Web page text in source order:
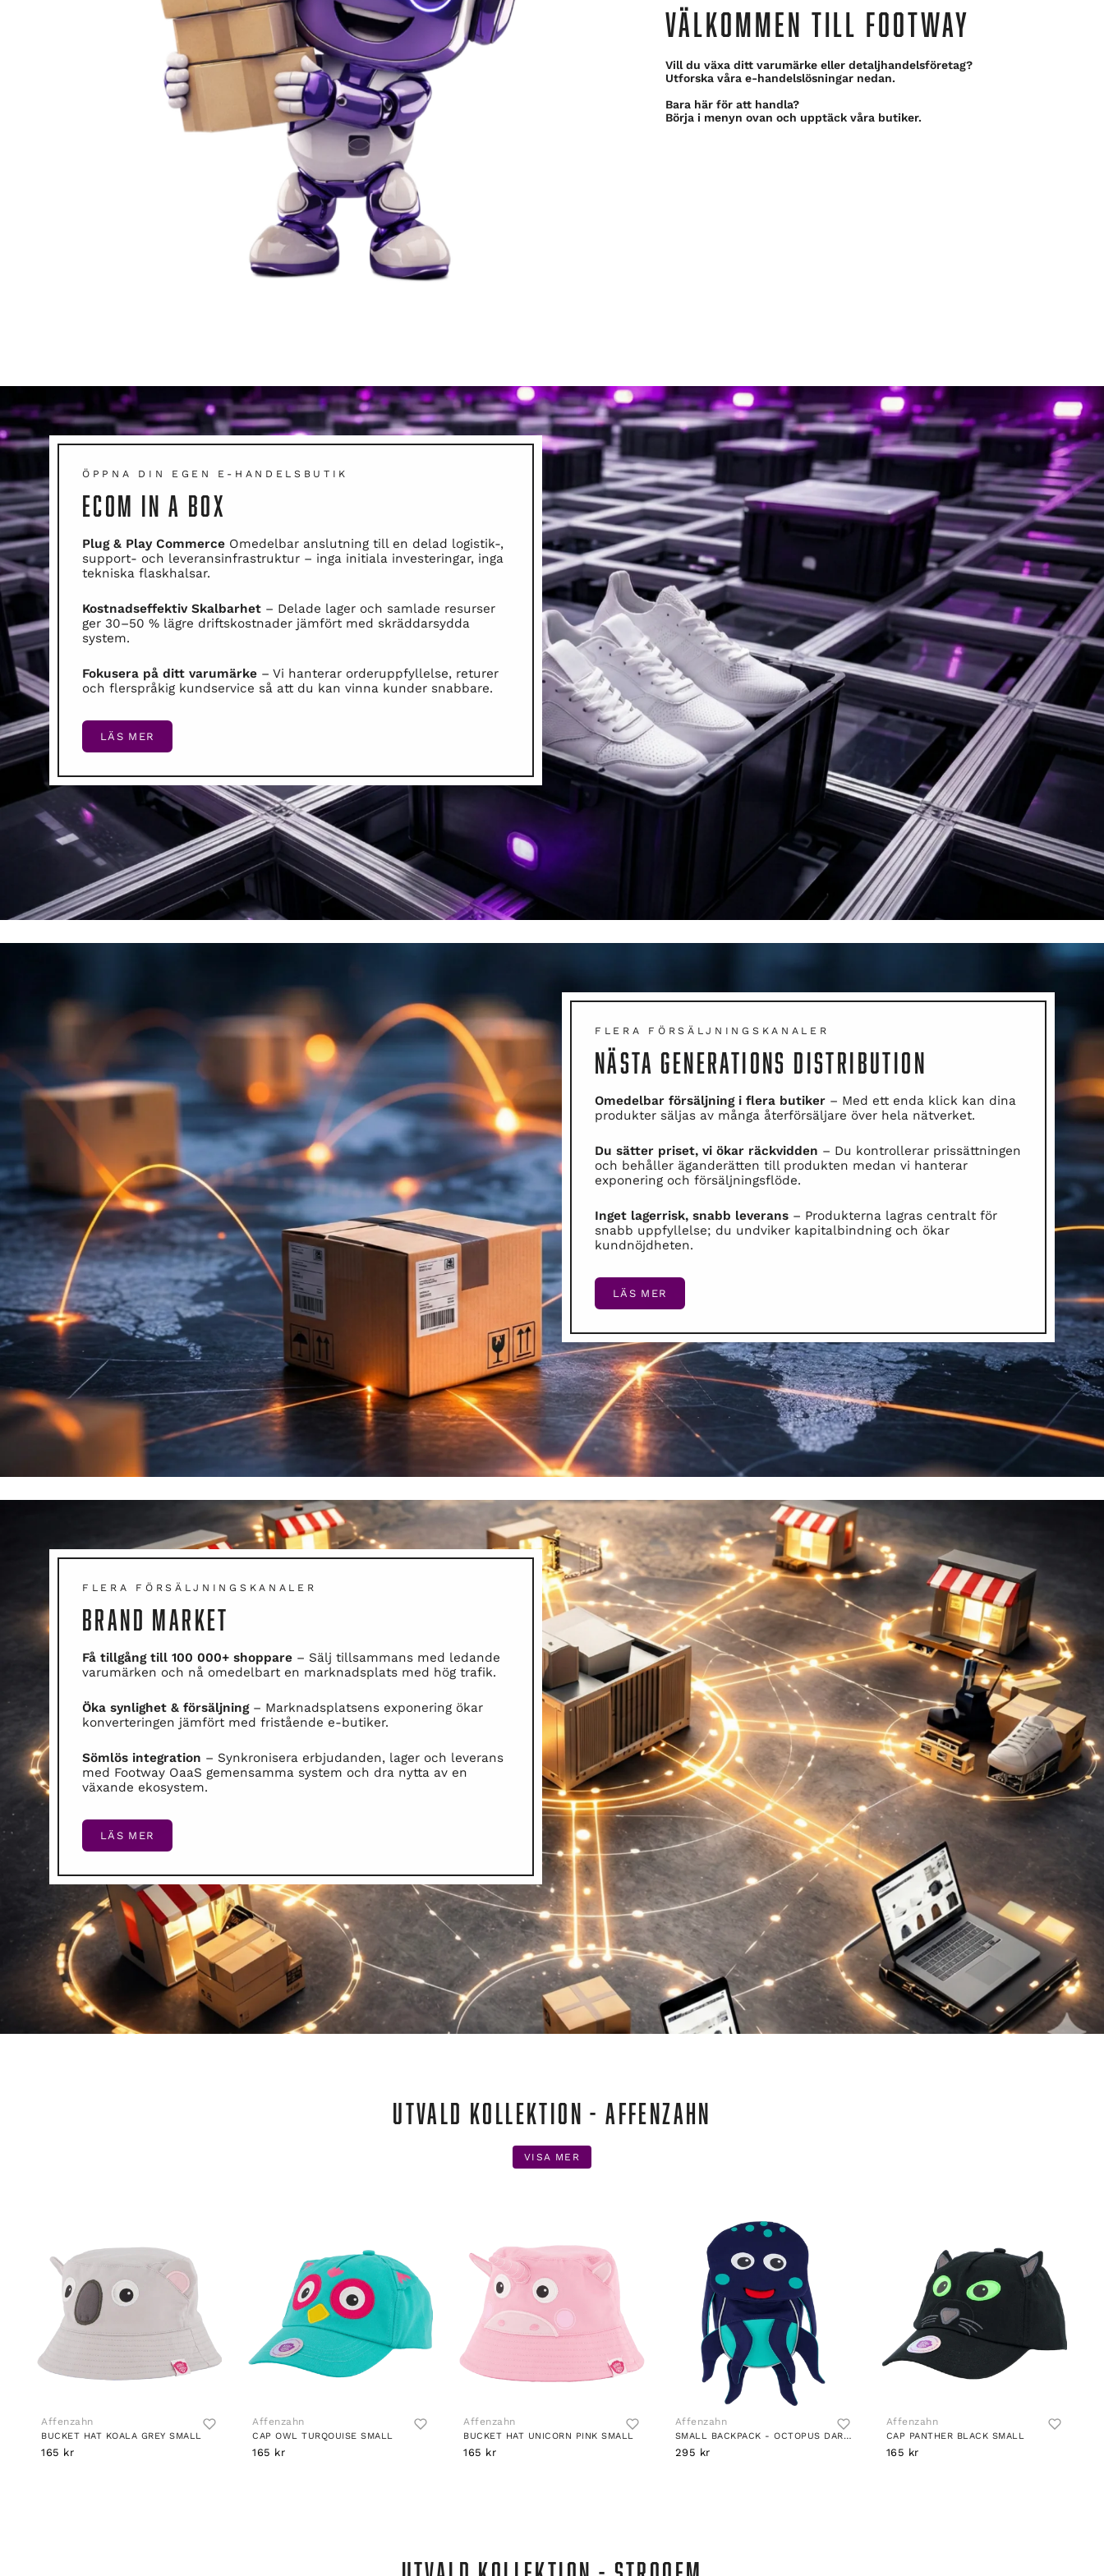
VÄLKOMMEN TILL FOOTWAY
Vill du växa ditt varumärke eller detaljhandelsföretag?
Utforska våra e-handelslösningar nedan.
Bara här för att handla?
Börja i menyn ovan och upptäck våra butiker.
ÖPPNA DIN EGEN E-HANDELSBUTIK
ECOM IN A BOX
Plug & Play Commerce Omedelbar anslutning till en delad logistik-,
support- och leveransinfrastruktur – inga initiala investeringar, inga
tekniska flaskhalsar.
Kostnadseffektiv Skalbarhet – Delade lager och samlade resurser
ger 30–50 % lägre driftskostnader jämfört med skräddarsydda
system.
Fokusera på ditt varumärke – Vi hanterar orderuppfyllelse, returer
och flerspråkig kundservice så att du kan vinna kunder snabbare.
LÄS MER
FLERA FÖRSÄLJNINGSKANALER
NÄSTA GENERATIONS DISTRIBUTION
Omedelbar försäljning i flera butiker – Med ett enda klick kan dina
produkter säljas av många återförsäljare över hela nätverket.
Du sätter priset, vi ökar räckvidden – Du kontrollerar prissättningen
och behåller äganderätten till produkten medan vi hanterar
exponering och försäljningsflöde.
Inget lager­risk, snabb leverans – Produkterna lagras centralt för
snabb uppfyllelse; du undviker kapitalbindning och ökar
kundnöjdheten.
LÄS MER
FLERA FÖRSÄLJNINGSKANALER
BRAND MARKET
Få tillgång till 100 000+ shoppare – Sälj tillsammans med ledande
varumärken och nå omedelbart en marknadsplats med hög trafik.
Öka synlighet & försäljning– Marknadsplatsens exponering ökar
konverteringen jämfört med fristående e-butiker.
Sömlös integration – Synkronisera erbjudanden, lager och leverans
med Footway OaaS gemensamma system och dra nytta av en
växande ekosystem.
LÄS MER
UTVALD KOLLEKTION - AFFENZAHN
VISA MER
Affenzahn
BUCKET HAT KOALA GREY SMALL
165 kr
Affenzahn
CAP OWL TURQOUISE SMALL
165 kr
Affenzahn
BUCKET HAT UNICORN PINK SMALL
165 kr
Affenzahn
SMALL BACKPACK - OCTOPUS DARK BLUE
295 kr
Affenzahn
CAP PANTHER BLACK SMALL
165 kr